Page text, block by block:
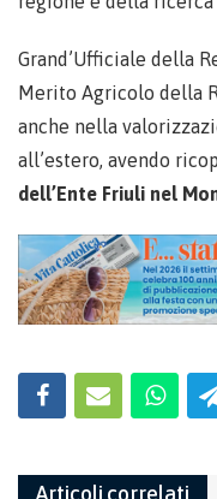
Grand’Ufficiale della
Merito Agricolo della
anche nella
all’estero, avendo
dell’Ente Friuli nel
Articoli correlati